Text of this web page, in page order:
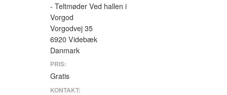
- Teltmøder Ved hallen i
Vorgod
Vorgodvej 35
6920 Videbæk
Danmark
PRIS:
Gratis
KONTAKT: